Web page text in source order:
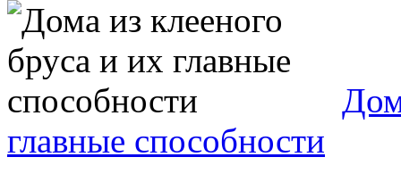
главные способности